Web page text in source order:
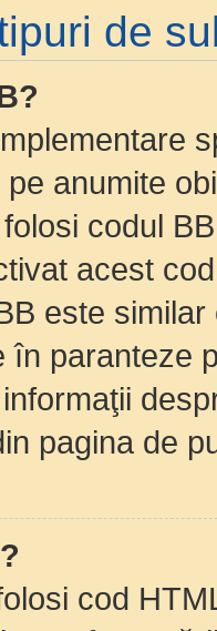
de
anumite
codul
acest
este
în paranteze
pagina de
cod